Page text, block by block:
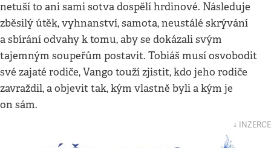
netuší to ani sami sotva dospělí hrdinové. Následuje
zběsilý útěk, vyhnanství, samota, neustálé skrývání
a sbírání odvahy k tomu, aby se dokázali svým
tajemným soupeřům postavit. Tobiáš musí osvobodit
své zajaté rodiče, Vango touží zjistit, kdo jeho rodiče
zavraždil, a objevit tak, kým vlastně byli a kým je
on sám.
↓ INZERCE